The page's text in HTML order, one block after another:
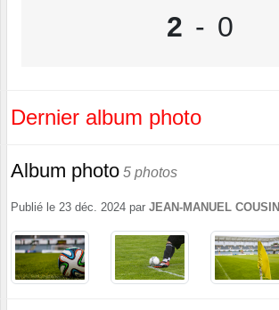
2 - 0
Dernier album photo
Album photo 5 photos
Publié le 23 déc. 2024 par JEAN-MANUEL COUSIN